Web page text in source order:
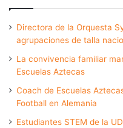
Directora de la Orquesta
agrupaciones de talla
La convivencia familiar
Escuelas Aztecas
Coach de Escuelas
Football en Alemania
Estudiantes STEM de la